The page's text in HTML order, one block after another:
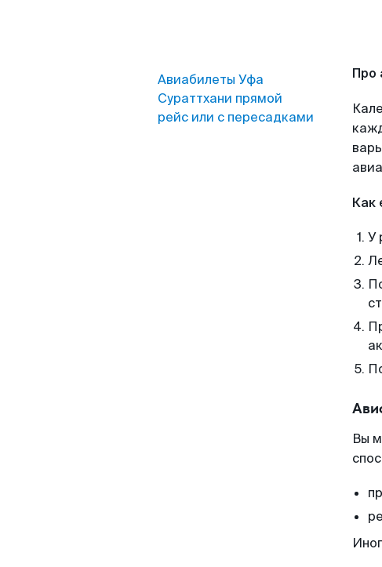
Авиабилеты Уфа
Сураттхани прямой
рейс или с пересадками
Про
Как
У
Вы